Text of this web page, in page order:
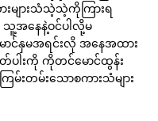
များသံသဲ့သဲ့ကိုကြားရ
သူ့အနေနဲ့ဝင်ပါလို့မ
င်နှမအရင်းလို အနေအထား
ပါးကို ကိုတင်မောင်ထွန်း
းတမ်းသောစကားသံများ